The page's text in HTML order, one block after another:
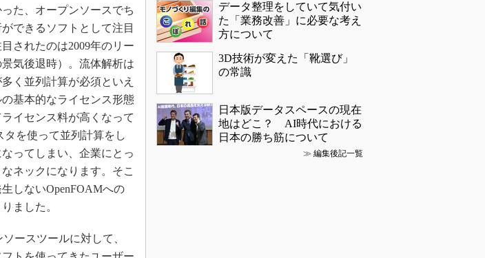
た、オープンソースでち
できるソフトとして注目
されたのは2009年のリー
気後退時）。流体解析は
く並列計算が必須といえ
基本的なライセンス形態
イセンス料が高くなって
タを使って並列計算をし
ってしまい、企業にとっ
ネックになります。そこ
しないOpenFOAMへの
ました。
ースツールに対して、
データ整理をしていて気付い
た「業務改善」に必要な考え
方について
3D技術が変えた「靴選び」
の常識
日本版データスペースの現在
地はどこ？ AI時代における
日本の勝ち筋について
≫ 編集後記一覧